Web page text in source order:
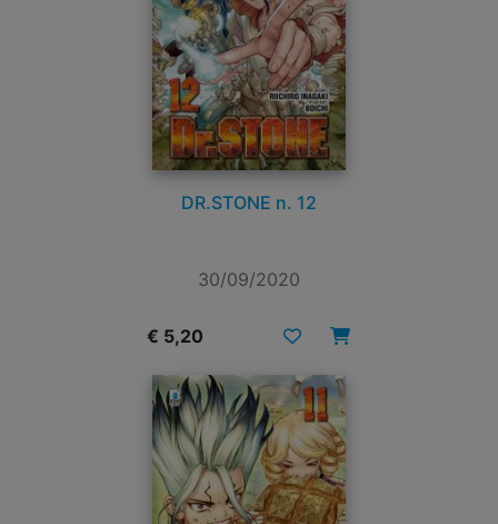
DR.STONE n. 12
30/09/2020
€ 5,20